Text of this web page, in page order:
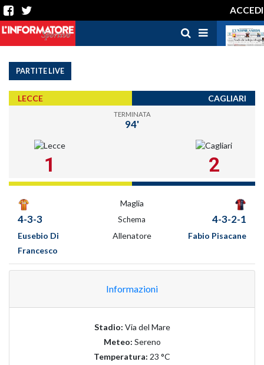
ACCEDI
PARTITE LIVE
LECCE CAGLIARI
TERMINATA
94'
1 2
Maglia
4-3-3 Schema 4-3-2-1
Eusebio Di
Francesco
Allenatore Fabio Pisacane
Informazioni
Stadio: Via del Mare
Meteo: Sereno
Temperatura: 23 °C